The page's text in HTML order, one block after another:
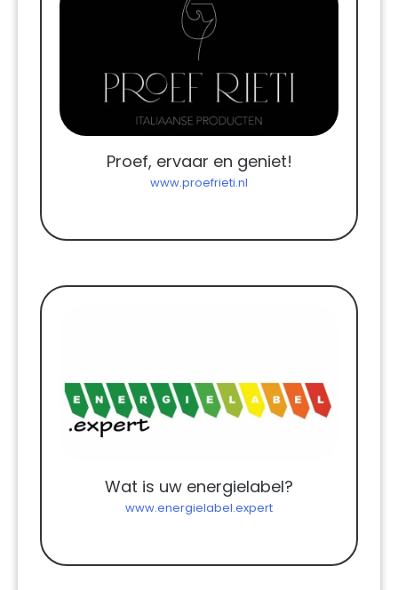
Proef, ervaar en geniet!
www.proefrieti.nl
Wat is uw energielabel?
www.energielabel.expert